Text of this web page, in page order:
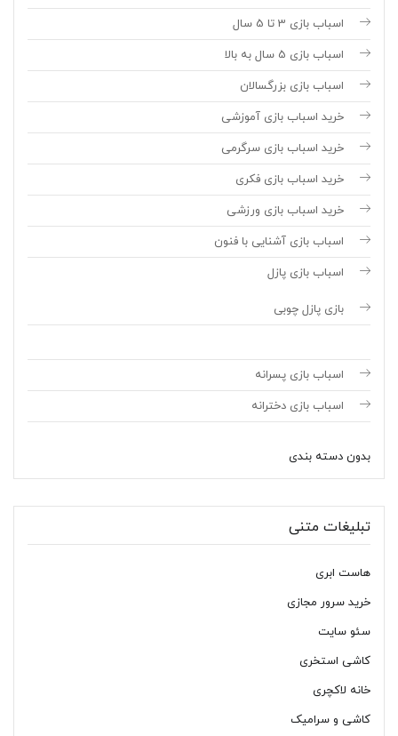
اسباب بازی 3 تا 5 سال
اسباب بازی 5 سال به بالا
اسباب بازی بزرگسالان
خرید اسباب بازی آموزشی
خرید اسباب بازی سرگرمی
خرید اسباب بازی فکری
خرید اسباب بازی ورزشی
اسباب بازی آشنایی با فنون
اسباب بازی پازل
بازی پازل چوبی
اسباب بازی پسرانه
اسباب بازی دخترانه
بدون دسته بندی
تبلیغات متنی
هاست ابری
خرید سرور مجازی
سئو سایت
کاشی استخری
خانه لاکچری
کاشی و سرامیک